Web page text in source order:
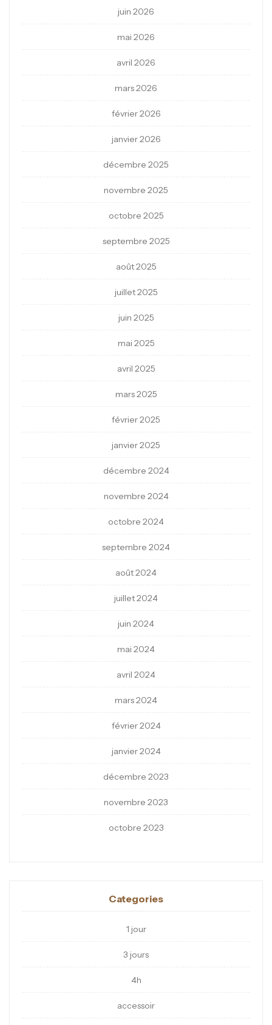
juin 2026
mai 2026
avril 2026
mars 2026
février 2026
janvier 2026
décembre 2025
novembre 2025
octobre 2025
septembre 2025
août 2025
juillet 2025
juin 2025
mai 2025
avril 2025
mars 2025
février 2025
janvier 2025
décembre 2024
novembre 2024
octobre 2024
septembre 2024
août 2024
juillet 2024
juin 2024
mai 2024
avril 2024
mars 2024
février 2024
janvier 2024
décembre 2023
novembre 2023
octobre 2023
Categories
1 jour
3 jours
4h
accessoir